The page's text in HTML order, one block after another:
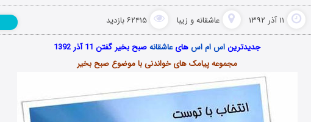
۱۱ آذر ۱۳۹۲ عاشقانه و زیبا ۶۲۴۱۵ بازدید
جدیدتریناس ام اسهایعاشقانهصبح بخیر گفتن 11 آذر 1392
مجموعه پیامک های خواندنی با موضوع صبح بخیر